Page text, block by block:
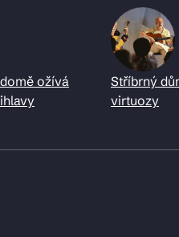
ožívá
Stříbrný
virtuozy